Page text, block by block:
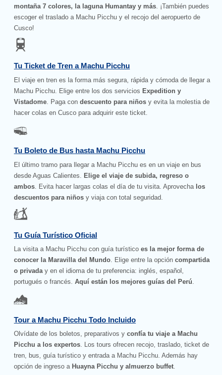
montaña 7 colores, la laguna Humantay y más. ¡También puedes
escoger el traslado a Machu Picchu y el recojo del aeropuerto de
Cusco!
Tu Ticket de Tren a Machu Picchu
El viaje en tren es la forma más segura, rápida y cómoda de llegar a
Machu Picchu. Elige entre los dos servicios Expedition y
Vistadome . Paga condescuento para niños y evita la molestia de
hacer colas en Cusco para adquirir este ticket.
Tu Boleto de Bus hasta Machu Picchu
El último tramo para llegar a Machu Picchu es en un viaje en bus
desde Aguas Calientes. Elige el viaje de subida, regreso o
ambos . Evita hacer largas colas el día de tu visita. Aprovecha los
descuentos para niños y viaja con total seguridad.
Tu Guía Turístico Oficial
La visita a Machu Picchu con guía turístico es la mejor forma de
conocer la Maravilla del Mundo. Elige entre la opcióncompartida
o privaday en el idioma de tu preferencia: inglés, español,
portugués o francés.Aquí están los mejores guías del Perú.
Tour a Machu Picchu Todo Incluido
Olvídate de los boletos, preparativos yconfía tu viaje a Machu
Picchu a los expertos. Los tours ofrecen recojo, traslado, ticket de
tren, bus, guía turístico y entrada a Machu Picchu. Además hay
opción de ingreso a Huayna Picchu y almuerzo buffet.